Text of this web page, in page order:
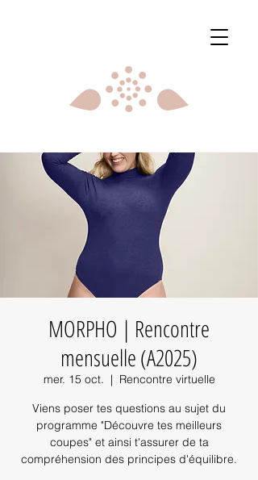
MORPHO | Rencontre
mensuelle (A2025)
mer. 15 oct.
  |
Rencontre virtuelle
Viens poser tes questions au sujet du
programme "Découvre tes meilleurs
coupes" et ainsi t'assurer de ta
compréhension des principes d'équilibre.